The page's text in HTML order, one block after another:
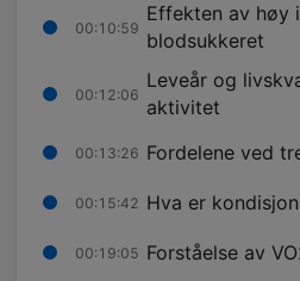
00:10:59
Effekten av høy
blodsukkeret
00:12:06
Leveår og
aktivitet
00:13:26 Fordelene ved
00:15:42 Hva er
00:19:05 Forståelse av